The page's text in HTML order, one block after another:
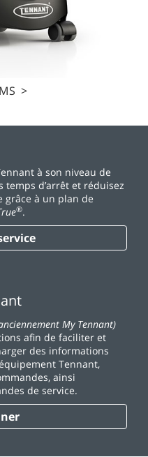
>
à son niveau de
d’arrêt et réduisez
grâce à un plan de
®.
My Tennant)
afin de faciliter et
des informations
Tennant,
ainsi
de service.